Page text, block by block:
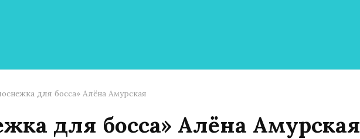
для босса» Алёна Амурская
для босса» Алёна Амурская